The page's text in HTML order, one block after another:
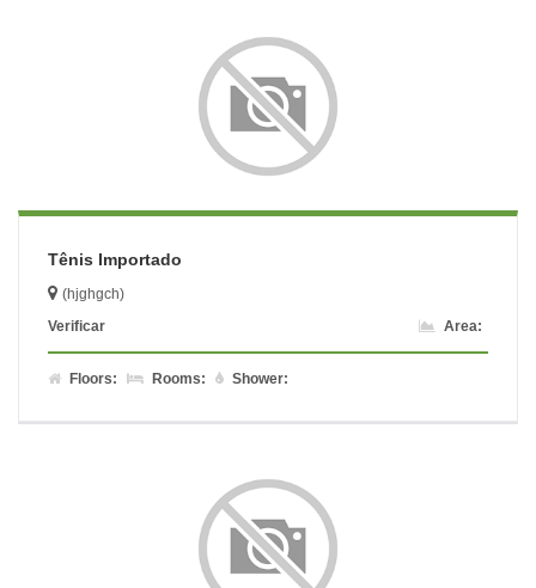
Tênis Importado
(hjghgch)
Verificar
Area:
Floors: Rooms: Shower: